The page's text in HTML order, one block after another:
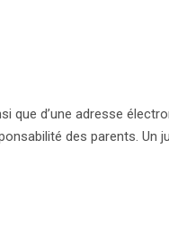
que d’une adresse
des parents. Un